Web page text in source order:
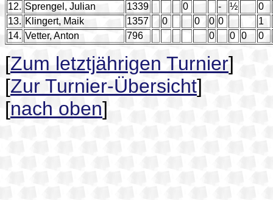
12. Sprengel, Julian 1339 0 - ½
0
13. Klingert, Maik 1357 0 0 0 0
1
14. Vetter, Anton 796 0 0 0 0
[Zum letztjährigen Turnier]
[Zur Turnier-Übersicht]
[nach oben]